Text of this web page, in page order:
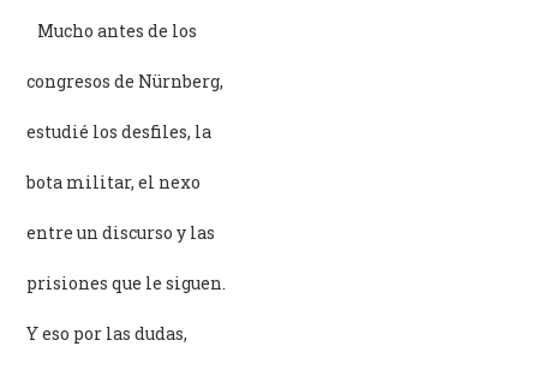
Mucho antes de los
congresos de Nürnberg,
estudié los desfiles, la
bota militar, el nexo
entre un discurso y las
prisiones que le siguen.
Y eso por las dudas,